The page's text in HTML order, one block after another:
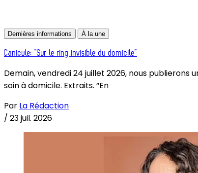
Dernières informations À la une
Canicule: “Sur le ring invisible du domicile”
Demain, vendredi 24 juillet 2026, nous
soin à domicile. Extraits. “En
Par La Rédaction
/ 23 juil. 2026